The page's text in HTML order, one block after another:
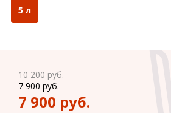
5 л
10 200руб.
7 900 руб.
7 900 руб.